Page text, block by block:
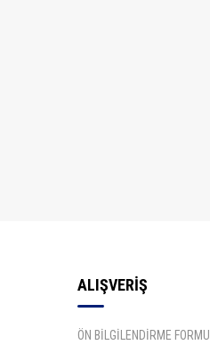
ALIŞVERİŞ
ÖN BİLGİLENDİRME FORMU